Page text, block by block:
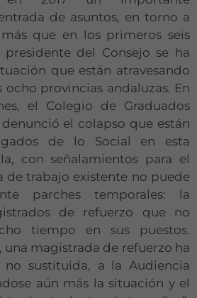
de asuntos, en torno a
que en los primeros seis
presidente del Consejo se ha
que están atravesando
ocho provincias andaluzas. En
el Colegio de Graduados
denunció el colapso que están
de lo Social en esta
con señalamientos para el
de trabajo existente no puede
parches temporales: la
de refuerzo que no
tiempo en sus puestos.
una magistrada de refuerzo ha
no sustituida, a la Audiencia
aún más la situación y el